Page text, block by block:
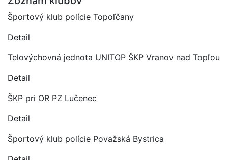
Športový klub polície Topoľčany
Detail
Telovýchovná jednota UNITOP ŠKP Vranov nad Topľou
Detail
ŠKP pri OR PZ Lučenec
Detail
Športový klub polície Považská Bystrica